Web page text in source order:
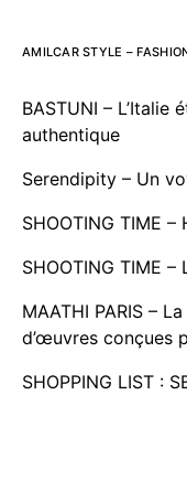
AMILCAR STYLE –
BASTUNI – L’Italie
authentique
Serendipity – Un
SHOOTING TIME –
SHOOTING TIME –
MAATHI PARIS –
d’œuvres conçues
SHOPPING LIST :